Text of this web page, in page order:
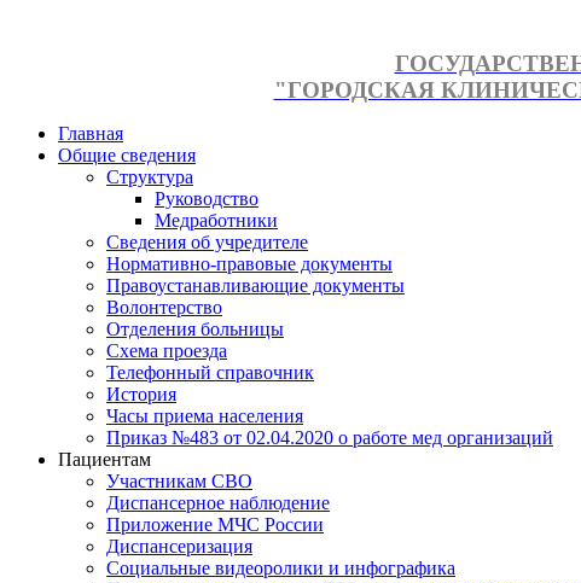
"ГОРОДСКАЯ
Главная
Общие сведения
Структура
Руководство
Медработники
Сведения об учредителе
Нормативно-правовые документы
Правоустанавливающие документы
Волонтерство
Отделения больницы
Схема проезда
Телефонный справочник
История
Часы приема населения
Приказ №483 от 02.04.2020 о работе мед организаций
Пациентам
Участникам СВО
Диспансерное наблюдение
Приложение МЧС России
Диспансеризация
Социальные видеоролики и инфографика